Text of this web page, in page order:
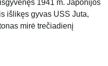
1941 m. Japonijos
išlikęs gyvas USS Juta,
mirė trečiadienį